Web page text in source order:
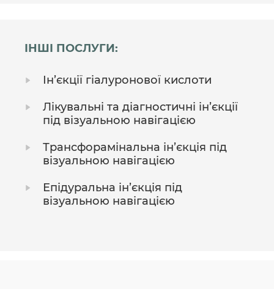
ІНШІ ПОСЛУГИ:
Ін’єкції гіалуронової кислоти
Лікувальні та діагностичні ін’єкції
під візуальною навігацією
Трансфорамінальна ін’єкція під
візуальною навігацією
Епідуральна ін’єкція під
візуальною навігацією